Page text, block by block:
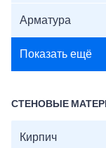
Арматура
Показать ещё
СТЕНОВЫЕ
Кирпич